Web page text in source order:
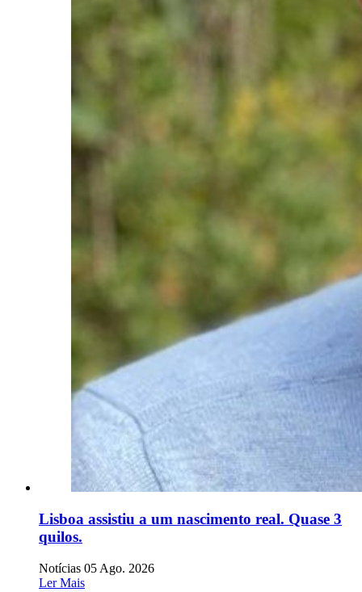
Lisboa assistiu a um nascimento real. Quase 3
quilos.
Notícias 05 Ago. 2026
Ler Mais